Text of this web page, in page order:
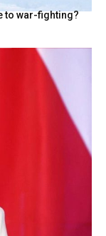
to war-fighting?